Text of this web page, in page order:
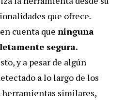
que ofrece.
cuenta que ninguna
segura.
y a pesar de algún
a lo largo de los
herramientas similares,